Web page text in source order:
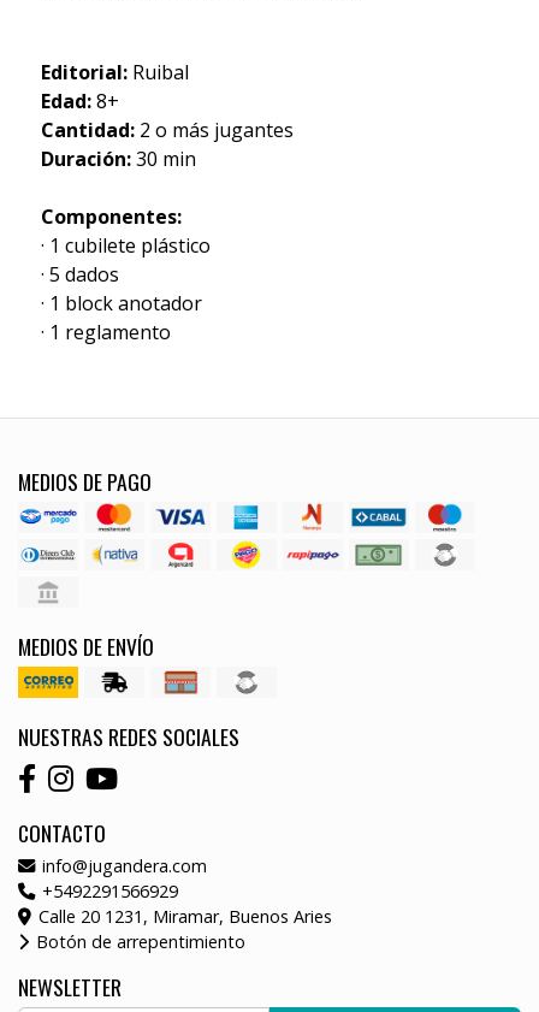
Editorial: Ruibal
Edad:8+
Cantidad: 2 o más jugantes
Duración:30 min
Componentes:
· 1 cubilete plástico
· 5 dados
· 1 block anotador
· 1 reglamento
MEDIOS DE PAGO
MEDIOS DE ENVÍO
NUESTRAS REDES SOCIALES
CONTACTO
info@jugandera.com
+5492291566929
Calle 20 1231, Miramar, Buenos Aries
Botón de arrepentimiento
NEWSLETTER